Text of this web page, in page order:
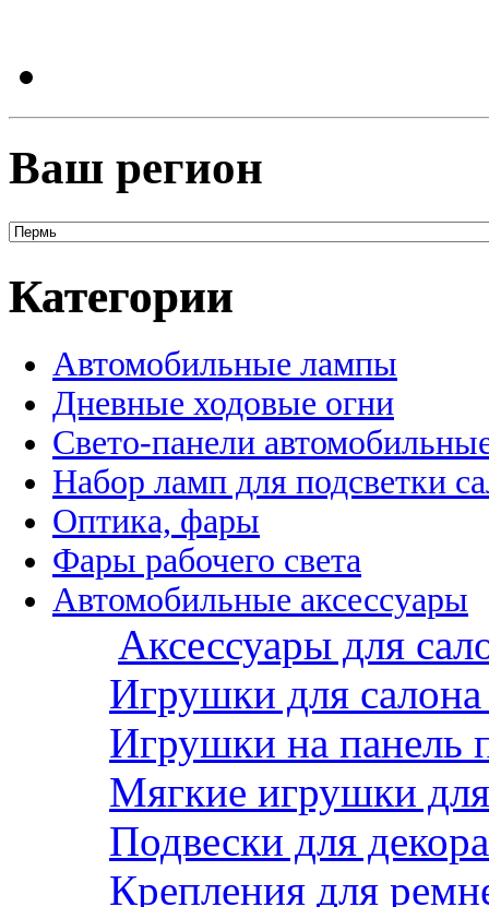
Ваш регион
Категории
Автомобильные лампы
Дневные ходовые огни
Свето-панели
Набор ламп для подсветки
Оптика, фары
Фары рабочего света
Автомобильные аксессуары
Аксессуары для
Игрушки для
Игрушки на панель
Мягкие игрушки
Подвески для декора
Крепления для